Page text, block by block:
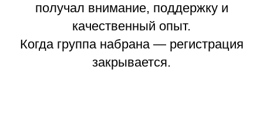
получал внимание, поддержку и
качественный опыт.
Когда группа набрана — регистрация
закрывается.